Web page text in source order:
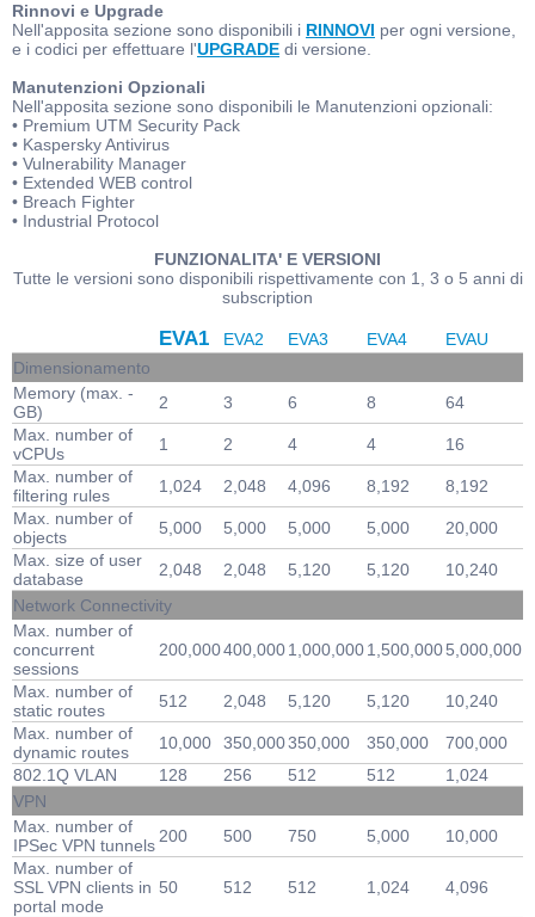
Rinnovi e Upgrade
Nell'apposita sezione sono disponibili i RINNOVI per ogni versione,
e i codici per effettuare l'UPGRADE di versione.
Manutenzioni Opzionali
Nell'apposita sezione sono disponibili le Manutenzioni opzionali:
• Premium UTM Security Pack
• Kaspersky Antivirus
• Vulnerability Manager
• Extended WEB control
• Breach Fighter
• Industrial Protocol
FUNZIONALITA' E VERSIONI
Tutte le versioni sono disponibili rispettivamente con 1, 3 o 5 anni di
subscription
EVA1 EVA2 EVA3 EVA4
EVAU
Dimensionamento
Memory (max. -
GB)
2 3 6 8
64
Max. number of
vCPUs
1 2 4 4
16
Max. number of
filtering rules
1,024 2,048 4,096 8,192
8,192
Max. number of
objects
5,000 5,000 5,000 5,000
20,000
Max. size of user
database
2,048 2,048 5,120 5,120
10,240
Network Connectivity
Max. number of
concurrent
sessions
200,000400,0001,000,0001,500,0005,000,000
Max. number of
static routes
512 2,048 5,120 5,120
10,240
Max. number of
dynamic routes
10,000 350,000350,000 350,000
700,000
802.1Q VLAN
128 256 512 512
1,024
VPN
Max. number of
IPSec VPN tunnels 200 500 750 5,000
10,000
Max. number of
SSL VPN clients in
portal mode
50 512 512 1,024 4,096